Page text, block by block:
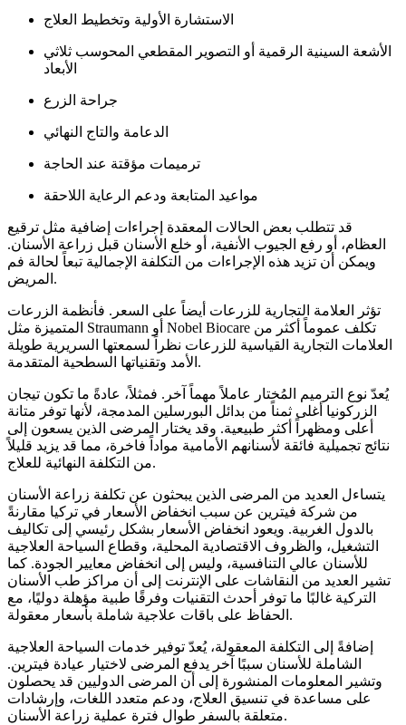
الاستشارة الأولية وتخطيط العلاج
الأشعة السينية الرقمية أو التصوير المقطعي المحوسب ثلاثي
الأبعاد
جراحة الزرع
الدعامة والتاج النهائي
ترميمات مؤقتة عند الحاجة
مواعيد المتابعة ودعم الرعاية اللاحقة
قد تتطلب بعض الحالات المعقدة إجراءات إضافية مثل ترقيع
العظام، أو رفع الجيوب الأنفية، أو خلع الأسنان قبل زراعة الأسنان.
ويمكن أن تزيد هذه الإجراءات من التكلفة الإجمالية تبعاً لحالة فم
المريض.
تؤثر العلامة التجارية للزرعات أيضاً على السعر. فأنظمة الزرعات
المتميزة مثل Straumann أو Nobel Biocare تكلف عموماً أكثر من
العلامات التجارية القياسية للزرعات نظراً لسمعتها السريرية طويلة
الأمد وتقنياتها السطحية المتقدمة.
يُعدّ نوع الترميم المُختار عاملاً مهماً آخر. فمثلاً، عادةً ما تكون تيجان
الزركونيا أغلى ثمناً من بدائل البورسلين المدمجة، لأنها توفر متانة
أعلى ومظهراً أكثر طبيعية. وقد يختار المرضى الذين يسعون إلى
نتائج تجميلية فائقة لأسنانهم الأمامية مواداً فاخرة، مما قد يزيد قليلاً
من التكلفة النهائية للعلاج.
يتساءل العديد من المرضى الذين يبحثون عن تكلفة زراعة الأسنان
من شركة فيترين عن سبب انخفاض الأسعار في تركيا مقارنةً
بالدول الغربية. ويعود انخفاض الأسعار بشكل رئيسي إلى تكاليف
التشغيل، والظروف الاقتصادية المحلية، وقطاع السياحة العلاجية
للأسنان عالي التنافسية، وليس إلى انخفاض معايير الجودة. كما
تشير العديد من النقاشات على الإنترنت إلى أن مراكز طب الأسنان
التركية غالبًا ما توفر أحدث التقنيات وفرقًا طبية مؤهلة دوليًا، مع
الحفاظ على باقات علاجية شاملة بأسعار معقولة.
إضافةً إلى التكلفة المعقولة، يُعدّ توفير خدمات السياحة العلاجية
الشاملة للأسنان سببًا آخر يدفع المرضى لاختيار عيادة فيترين.
وتشير المعلومات المنشورة إلى أن المرضى الدوليين قد يحصلون
على مساعدة في تنسيق العلاج، ودعم متعدد اللغات، وإرشادات
متعلقة بالسفر طوال فترة عملية زراعة الأسنان.